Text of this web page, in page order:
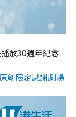
放30週年紀念
創限定感謝劇場